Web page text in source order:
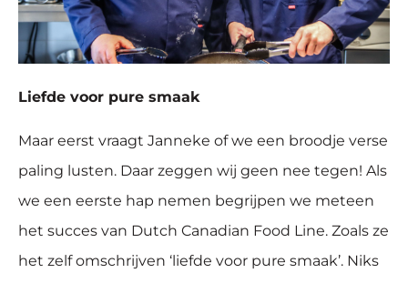
Liefde voor pure smaak
Maar eerst vraagt Janneke of we een broodje verse
paling lusten. Daar zeggen wij geen nee tegen! Als
we een eerste hap nemen begrijpen we meteen
het succes van Dutch Canadian Food Line. Zoals ze
het zelf omschrijven ‘liefde voor pure smaak’. Niks